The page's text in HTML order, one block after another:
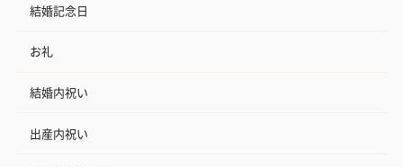
キャンドル・お香
キャンドル・お香を同梱してお届けいたします。
結婚記念日
お礼
結婚内祝い
出産内祝い